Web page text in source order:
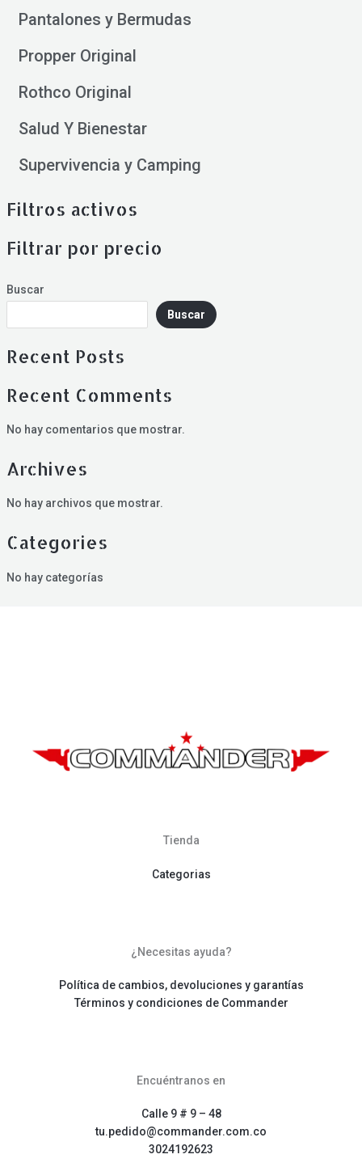
Pantalones y Bermudas
Propper Original
Rothco Original
Salud Y Bienestar
Supervivencia y Camping
Filtros activos
Filtrar por precio
Buscar
Buscar
Recent Posts
Recent Comments
No hay comentarios que mostrar.
Archives
No hay archivos que mostrar.
Categories
No hay categorías
Tienda
Categorias
¿Necesitas ayuda?
Política de cambios, devoluciones y garantías
Términos y condiciones de Commander
Encuéntranos en
Calle 9 # 9 – 48
tu.pedido@commander.com.co
3024192623